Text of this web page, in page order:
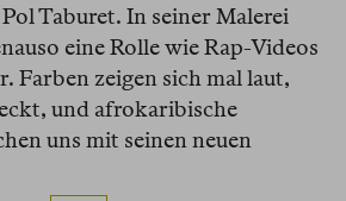
Taburet. In seiner Malerei
eine Rolle wie Rap-Videos
Farben zeigen sich mal laut,
und afrokaribische
uns mit seinen neuen